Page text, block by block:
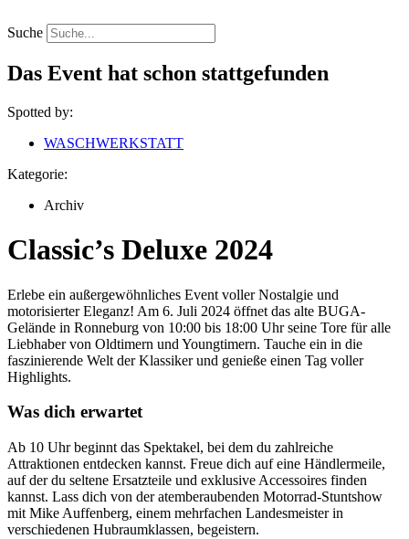
Inhalt
springen
Suche
Das Event hat schon stattgefunden
Spotted by:
WASCHWERKSTATT
Kategorie:
Archiv
Classic’s Deluxe 2024
Erlebe ein außergewöhnliches Event voller Nostalgie und
motorisierter Eleganz! Am 6. Juli 2024 öffnet das alte BUGA-
Gelände in Ronneburg von 10:00 bis 18:00 Uhr seine Tore für alle
Liebhaber von Oldtimern und Youngtimern. Tauche ein in die
faszinierende Welt der Klassiker und genieße einen Tag voller
Highlights.
Was dich erwartet
Ab 10 Uhr beginnt das Spektakel, bei dem du zahlreiche
Attraktionen entdecken kannst. Freue dich auf eine Händlermeile,
auf der du seltene Ersatzteile und exklusive Accessoires finden
kannst. Lass dich von der atemberaubenden Motorrad-Stuntshow
mit Mike Auffenberg, einem mehrfachen Landesmeister in
verschiedenen Hubraumklassen, begeistern.